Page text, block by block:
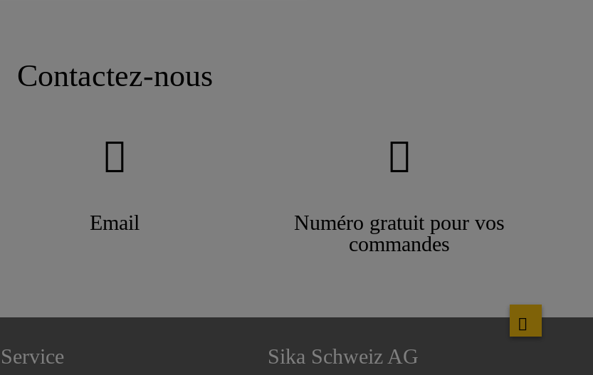
Contactez-nous
Email
Numéro gratuit pour vos
commandes
Service Sika Schweiz AG